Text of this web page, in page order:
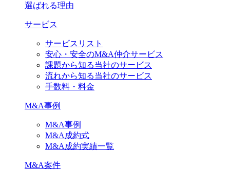
選ばれる理由
サービス
サービスリスト
安心・安全のM&A仲介サービス
課題から知る当社のサービス
流れから知る当社のサービス
手数料・料金
M&A事例
M&A事例
M&A成約式
M&A成約実績一覧
M&A案件